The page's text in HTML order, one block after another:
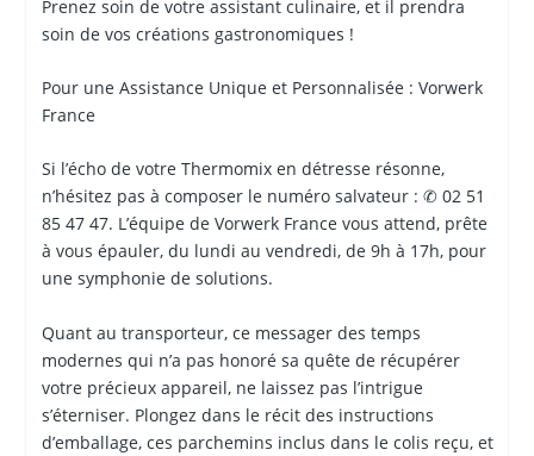
Prenez soin de votre assistant culinaire, et il prendra
soin de vos créations gastronomiques !
Pour une Assistance Unique et Personnalisée : Vorwerk
France
Si l’écho de votre Thermomix en détresse résonne,
n’hésitez pas à composer le numéro salvateur : ✆ 02 51
85 47 47. L’équipe de Vorwerk France vous attend, prête
à vous épauler, du lundi au vendredi, de 9h à 17h, pour
une symphonie de solutions.
Quant au transporteur, ce messager des temps
modernes qui n’a pas honoré sa quête de récupérer
votre précieux appareil, ne laissez pas l’intrigue
s’éterniser. Plongez dans le récit des instructions
d’emballage, ces parchemins inclus dans le colis reçu, et